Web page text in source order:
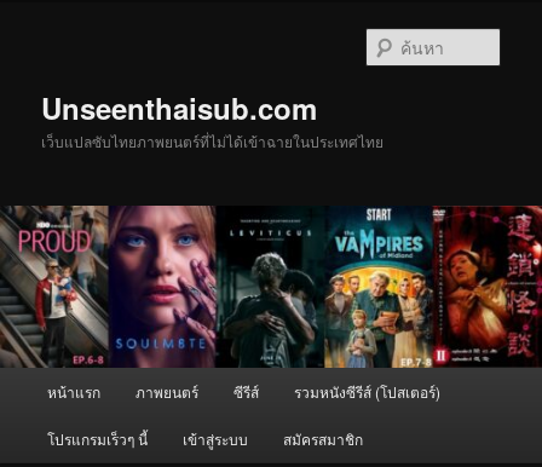
Unseenthaisub.com
เว็บแปลซับไทยภาพยนตร์ที่ไม่ได้เข้าฉายในประเทศไทย
หน้าแรก ภาพยนตร์ ซีรีส์ รวมหนังซีรีส์ (โปสเตอร์)
โปรแกรมเร็วๆ นี้ เข้าสู่ระบบ สมัครสมาชิก